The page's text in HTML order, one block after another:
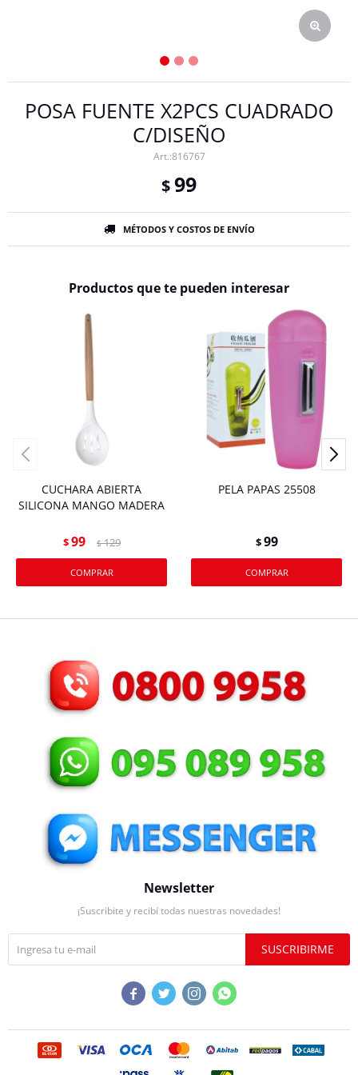
POSA FUENTE X2PCS CUADRADO
C/DISEÑO
816767
$99
MÉTODOS Y COSTOS DE ENVÍO
Productos que te pueden interesar
CUCHARA ABIERTA
SILICONA MANGO MADERA
$99 $ 129
PELA PAPAS 25508
$99
Newsletter
¡Suscribite y recibí todas nuestras novedades!
SUSCRIBIRME
   